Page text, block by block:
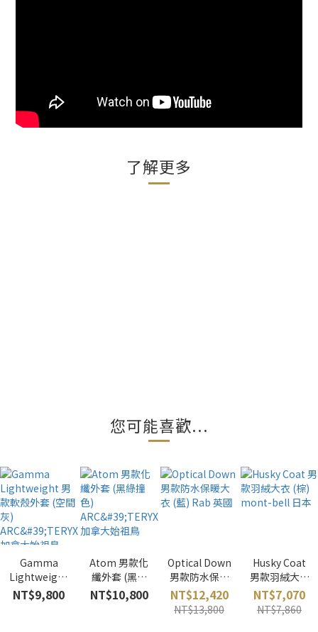
了解更多
您可能喜歡...
Gamma
Lightweight
男款軟殼外套
(空間灰)
NT$9,800
Atom 男款化
纖外套 (黑綠
撞色)
ARC'TERYX
NT$10,800
Optical Down
男款防水保暖
大衣 (藍) Rab
英國
NT$12,420
NT$13,800
Husky Coat
男款羽絨大衣
(棕) mont-
bell 日本
NT$7,070
NT$7,860